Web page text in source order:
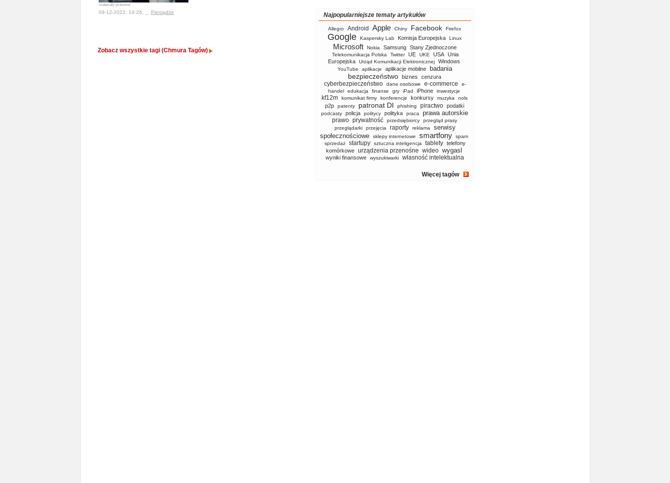
materiały prasowe
09-12-2022, 19:26, _, Pieniądze
Zobacz wszystkie tagi (Chmura Tagów)
Najpopularniejsze tematy artykułów
Allegro Android Apple Chiny Facebook Firefox
Google Kaspersky Lab Komisja Europejska Linux
Microsoft Nokia Samsung Stany Zjednoczone
Telekomunikacja Polska Twitter UE UKE USA
Unia
Europejska
Urząd Komunikacji Elektronicznej Windows
YouTube aplikacje aplikacje mobilne badania
bezpieczeństwo biznes cenzura
cyberbezpieczeństwo dane osobowe e-commerce
e-
handel
edukacja finanse gry iPad iPhone inwestycje
kf12m komunikat firmy konferencje konkursy muzyka nols
p2p patenty patronat DI phishing piractwo podatki
podcasty policja politycy polityka praca prawa autorskie
prawo prywatność przedsiębiorcy
przegląd prasy
przeglądarki
przejęcia raporty reklama
serwisy
społecznościowe
sklepy internetowe smartfony
spam
sprzedaż
startupy sztuczna inteligencja tablety telefony
komórkowe urządzenia przenośne wideo wygasl
wyniki finansowe wyszukiwarki własność intelektualna
Więcej tagów